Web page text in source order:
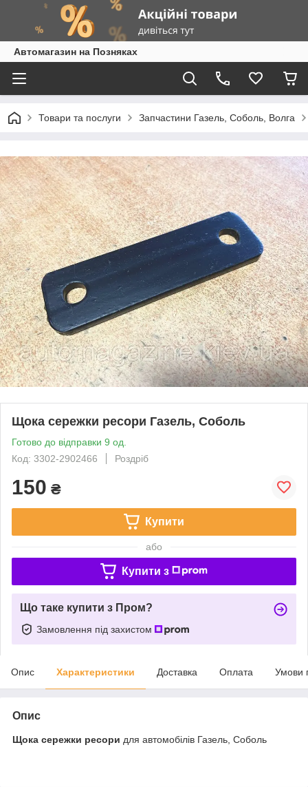
Автомагазин на Позняках
Товари та послуги Запчастини Газель, Соболь, Волга
Щока сережки ресори Газель, Соболь
Готово до відправки 9 од.
Код: 3302-2902466
Роздріб
150 ₴
Купити
або
Купити з
Що таке купити з Пром?
Замовлення під захистом
Опис Характеристики Доставка Оплата Умови
Опис
Щока сережки ресори для автомобілів Газель, Соболь